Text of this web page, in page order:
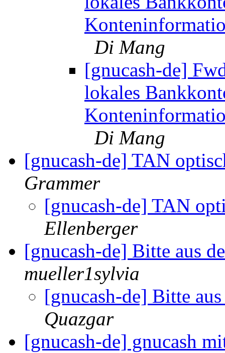
Di Mang
[gnucash-de]
lokales
Di Mang
[gnucash-de] TAN
Grammer
[gnucash-de] TAN
Ellenberger
[gnucash-de] Bitte aus
mueller1sylvia
[gnucash-de] Bitte
Quazgar
[gnucash-de] gnucash